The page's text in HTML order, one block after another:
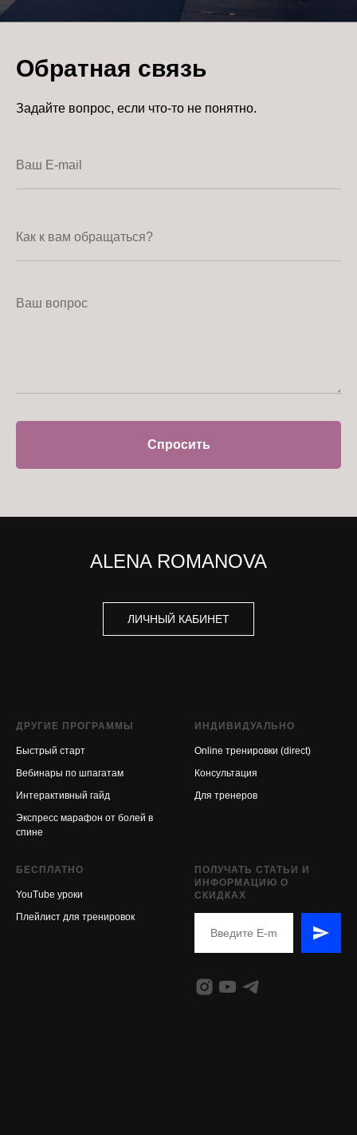
Обратная связь
Задайте вопрос, если что-то не понятно.
Спросить
ALENA ROMANOVA
ЛИЧНЫЙ КАБИНЕТ
ДРУГИЕ ПРОГРАММЫ
Быстрый старт
Вебинары по шпагатам
Интерактивный гайд
Экспресс марафон от болей в
спине
ИНДИВИДУАЛЬНО
Online тренировки (direct)
Консультация
Для тренеров
БЕСПЛАТНО
YouTube уроки
Плейлист для тренировок
ПОЛУЧАТЬ СТАТЬИ И
ИНФОРМАЦИЮ О
СКИДКАХ